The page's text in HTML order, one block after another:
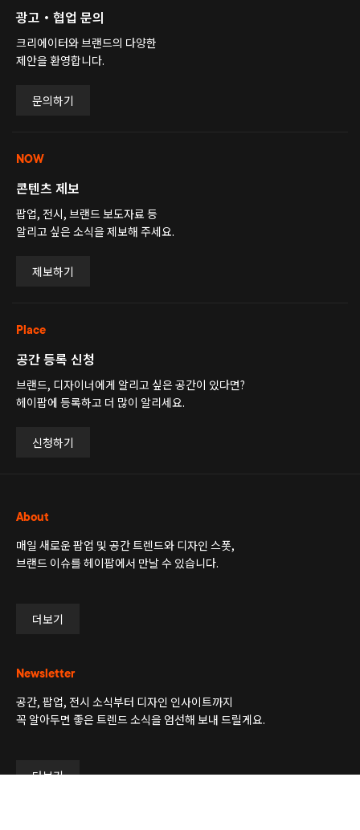
광고・협업 문의
크리에이터와 브랜드의 다양한
제안을 환영합니다.
문의하기
NOW
콘텐츠 제보
팝업, 전시, 브랜드 보도자료 등
알리고 싶은 소식을 제보해 주세요.
제보하기
Place
공간 등록 신청
브랜드, 디자이너에게 알리고 싶은 공간이 있다면?
헤이팝에 등록하고 더 많이 알리세요.
신청하기
About
매일 새로운 팝업 및 공간 트렌드와 디자인 스폿,
브랜드 이슈를 헤이팝에서 만날 수 있습니다.
더보기
Newsletter
공간, 팝업, 전시 소식부터 디자인 인사이트까지
꼭 알아두면 좋은 트렌드 소식을 엄선해 보내 드릴게요.
더보기